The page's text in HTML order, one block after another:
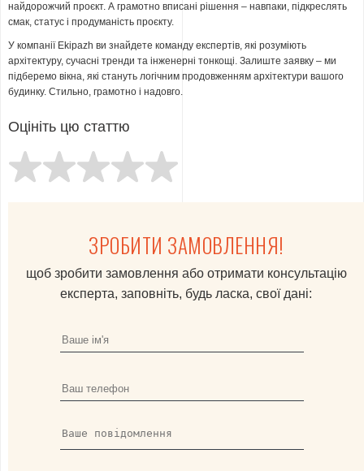
найдорожчий проєкт. А грамотно вписані рішення – навпаки, підкреслять
смак, статус і продуманість проєкту.
У компанії Ekipazh ви знайдете команду експертів, які розуміють
архітектуру, сучасні тренди та інженерні тонкощі. Залиште заявку – ми
підберемо вікна, які стануть логічним продовженням архітектури вашого
будинку. Стильно, грамотно і надовго.
Оцініть цю статтю
ЗРОБИТИ ЗАМОВЛЕННЯ!
щоб зробити замовлення або отримати консультацію
експерта, заповніть, будь ласка, свої дані: